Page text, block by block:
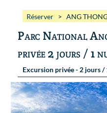
Réserver> ANG THONG
Parc National
privée 2 jours / 1
Excursion privée - 2 jours /